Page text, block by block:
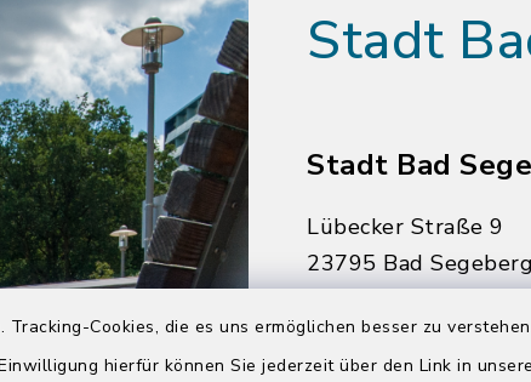
Cookies, die es uns ermöglichen besser zu
hierfür können Sie jederzeit über den Link in
Stadt
Stadt Bad
Lübecker Straße 9
23795 Bad Segeberg
04551 964-0
04551 964-111